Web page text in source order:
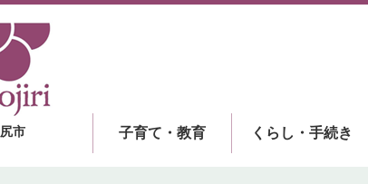
市 子育て・教育 くらし・手続き